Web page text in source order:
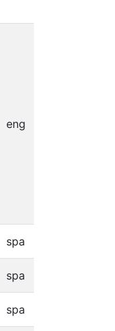
eng
spa
spa
spa